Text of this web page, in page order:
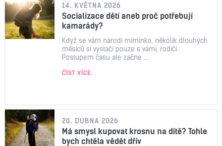
14. KVĚTNA 2026
Socializace dětí aneb proč potřebují
kamarády?
Když se vám narodí miminko, několik dlouhých
měsíců si vystačí pouze s vámi, rodiči.
Postupem času ale začne ...
ČÍST VÍCE
20. DUBNA 2026
Má smysl kupovat krosnu na dítě? Tohle
bych chtěla vědět dřív